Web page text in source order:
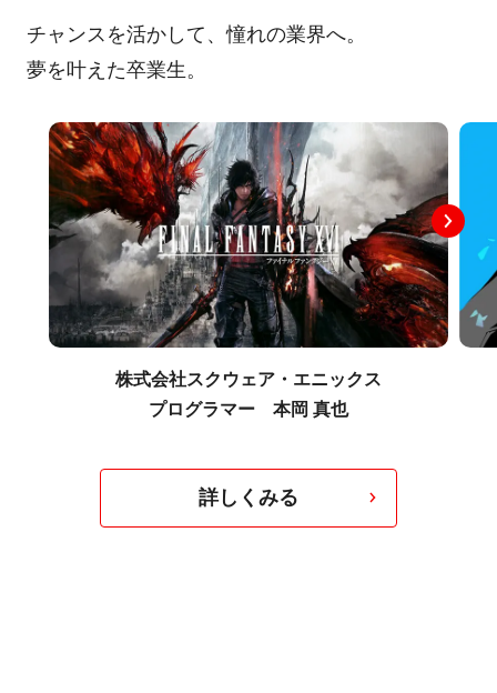
チャンスを活かして、憧れの業界へ。
夢を叶えた卒業生。
株式会社スクウェア・エニックス
プログラマー 本岡 真也
詳しくみる